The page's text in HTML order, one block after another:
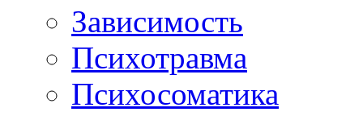
Зависимость
Психотравма
Психосоматика